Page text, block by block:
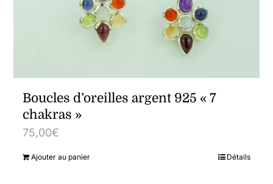
Boucles d’oreilles argent 925 « 7
chakras »
75,00€
Ajouter au panier Détails